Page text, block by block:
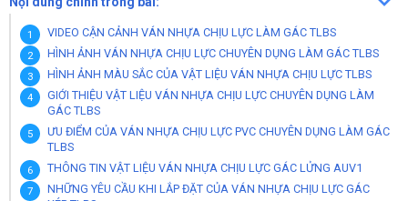
VIDEO CẬN CẢNH VÁN NHỰA CHỊU LỰC LÀM GÁC TLBS
HÌNH ẢNH VÁN NHỰA CHỊU LỰC CHUYÊN DỤNG LÀM GÁC TLBS
HÌNH ẢNH MÀU SẮC CỦA VẬT LIỆU VÁN NHỰA CHỊU LỰC TLBS
GIỚI THIỆU VẬT LIỆU VÁN NHỰA CHỊU LỰC CHUYÊN DỤNG LÀM
GÁC TLBS
ƯU ĐIỂM CỦA VÁN NHỰA CHỊU LỰC PVC CHUYÊN DỤNG LÀM GÁC
TLBS
THÔNG TIN VẬT LIỆU VÁN NHỰA CHỊU LỰC GÁC LỬNG AUV1
NHỮNG YÊU CẦU KHI LẮP ĐẶT CỦA VÁN NHỰA CHỊU LỰC GÁC